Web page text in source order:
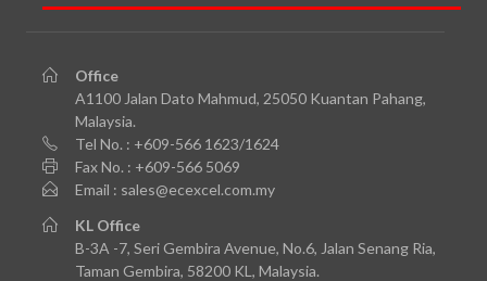
Office
A1100 Jalan Dato Mahmud, 25050 Kuantan Pahang,
Malaysia.
Tel No. : +609-566 1623/1624
Fax No. : +609-566 5069
Email : sales@ecexcel.com.my
KL Office
B-3A -7, Seri Gembira Avenue, No.6, Jalan Senang Ria,
Taman Gembira, 58200 KL, Malaysia.